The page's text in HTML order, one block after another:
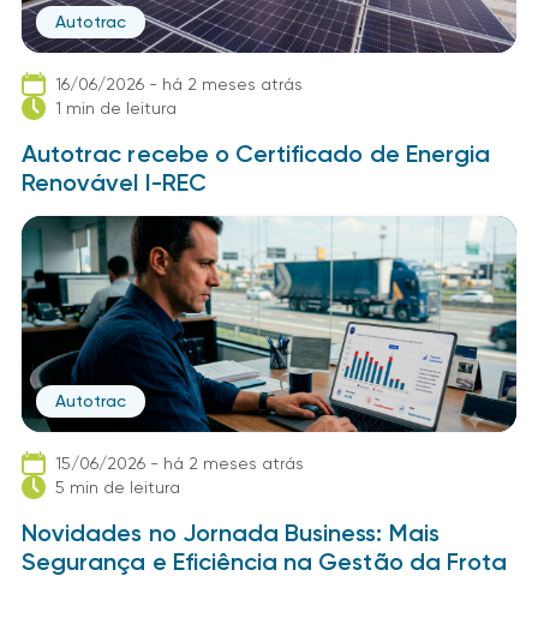
Autotrac
16/06/2026 - há 2 meses atrás
1 min de leitura
Autotrac recebe o Certificado de Energia
Renovável I-REC
Autotrac
15/06/2026 - há 2 meses atrás
5 min de leitura
Novidades no Jornada Business: Mais
Segurança e Eficiência na Gestão da Frota